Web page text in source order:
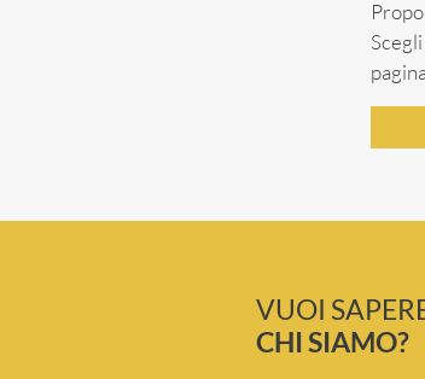
VUOI
CHI SIAMO?